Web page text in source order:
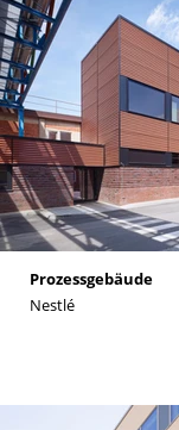
Prozessgebäude
Nestlé